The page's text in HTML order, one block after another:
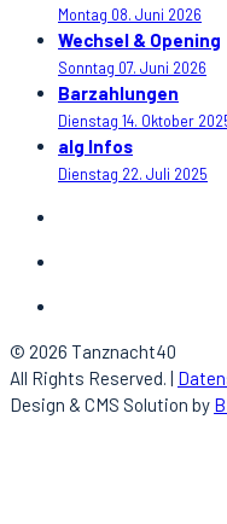
Montag 08. Juni 2026
Wechsel & Opening
Sonntag 07. Juni 2026
Barzahlungen
Dienstag 14. Oktober
alg Infos
Dienstag 22. Juli 2025
© 2026 Tanznacht40
All Rights Reserved. |
Design & CMS Solution by